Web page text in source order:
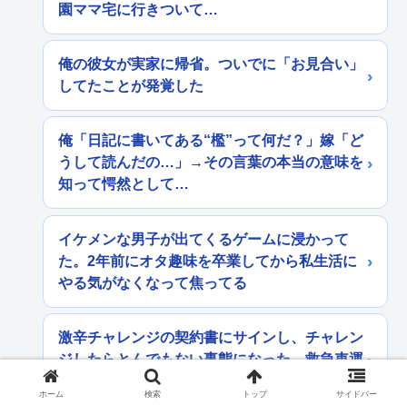
園ママ宅に行きついて…
俺の彼女が実家に帰省。ついでに「お見合い」
してたことが発覚した
俺「日記に書いてある“檻”って何だ？」嫁「ど
うして読んだの…」→その言葉の本当の意味を
知って愕然として…
イケメンな男子が出てくるゲームに浸かって
た。2年前にオタ趣味を卒業してから私生活に
やる気がなくなって焦ってる
激辛チャレンジの契約書にサインし、チャレン
ジしたらとんでもない事態になった。救急車運
ばれ胃の洗浄や入院2日で10万超えて...
ホーム 検索 トップ サイドバー